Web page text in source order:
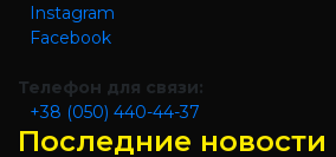
Instagram
Facebook
Телефон для связи:
+38 (050) 440-44-37
Последние новости